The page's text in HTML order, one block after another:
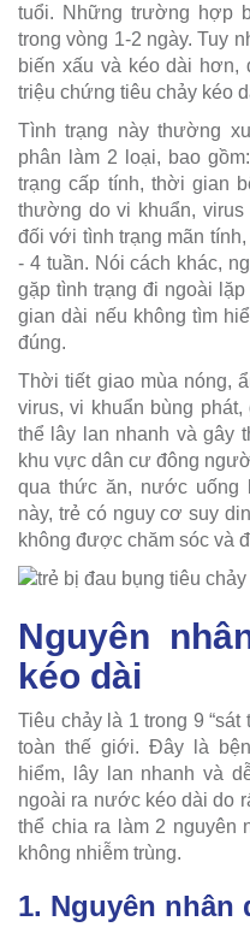
tuổi. Những trường hợp
trong vòng 1-2 ngày. Tuy
biến xấu và kéo dài
triệu chứng tiêu chảy kéo
Tình trạng này thường
phân làm 2 loại, bao
trạng cấp tính, thời gian
thường do vi khuẩn, virus
đối với tình trạng mãn
- 4 tuần. Nói cách khác,
gặp tình trạng đi ngoài
gian dài nếu không tìm
đúng.
Thời tiết giao mùa nóng,
virus, vi khuẩn bùng
thể lây lan nhanh và gây
khu vực dân cư đông
qua thức ăn, nước uống
này, trẻ có nguy cơ suy
không được chăm sóc và
Nguyên
kéo dài
Tiêu chảy là 1 trong 9 “sát
toàn thế giới. Đây là
hiểm, lây lan nhanh và
ngoài ra nước kéo dài do
thể chia ra làm 2 nguyên
không nhiễm trùng.
1. Nguyên nhân